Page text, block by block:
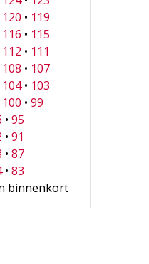
120 • 119
116 • 115
112 • 111
108 • 107
104• 103
100 •99
•95
•91
•87
•83
binnenkort